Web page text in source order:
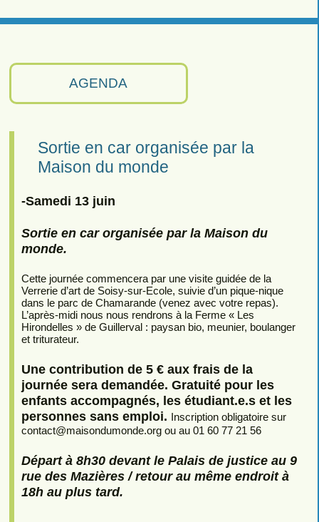
AGENDA
Sortie en car organisée par la
Maison du monde
-Samedi 13 juin
Sortie en car organisée par la Maison du
monde.
Cette journée commencera par une visite guidée de la
Verrerie d’art de Soisy-sur-Ecole, suivie d’un pique-nique
dans le parc de Chamarande (venez avec votre repas).
L’après-midi nous nous rendrons à la Ferme « Les
Hirondelles » de Guillerval : paysan bio, meunier, boulanger
et triturateur.
Une contribution de 5 € aux frais de la
journée sera demandée. Gratuité pour les
enfants accompagnés, les étudiant.e.s et les
personnes sans emploi. Inscription obligatoire sur
contact@maisondumonde.org ou au 01 60 77 21 56
Départ à 8h30 devant le Palais de justice au 9
rue des Mazières / retour au même endroit à
18h au plus tard.